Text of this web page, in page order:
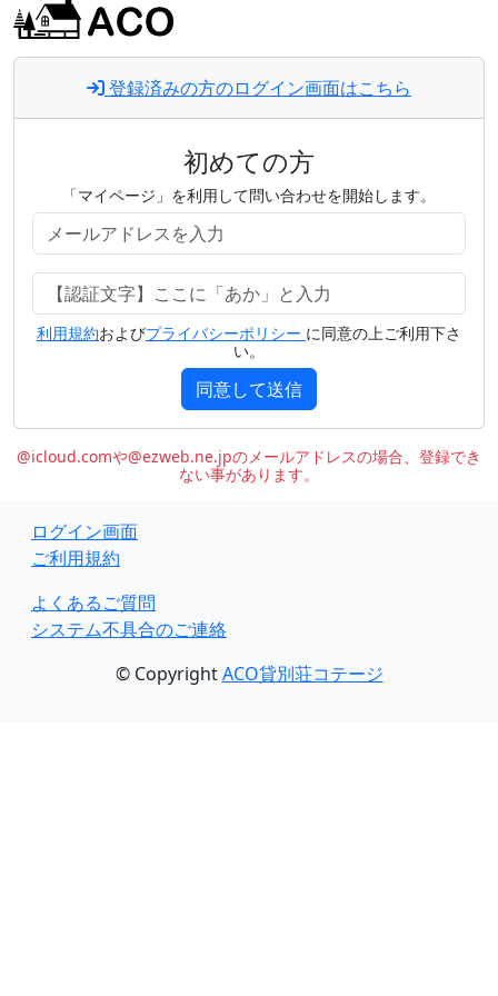
登録済みの方のログイン画面はこちら
初めての方
「マイページ」を利用して問い合わせを開始します。
利用規約およびプライバシーポリシー に同意の上ご利用下さ
い。
同意して送信
@icloud.comや@ezweb.ne.jpのメールアドレスの場合、登録でき
ない事があります。
ログイン画面
ご利用規約
よくあるご質問
システム不具合のご連絡
© CopyrightACO貸別荘コテージ